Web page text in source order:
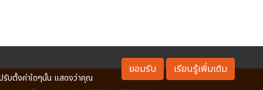
รับตั้งค่าใดๆนั้น แสดงว่าคุณ
ยอมรับ เรียนรู้เพิ่มเติม